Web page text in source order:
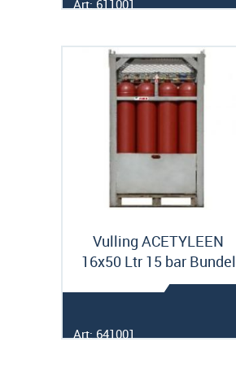
Art: 611001
Vulling ACETYLEEN
16x50 Ltr 15 bar Bundel
Art: 641001